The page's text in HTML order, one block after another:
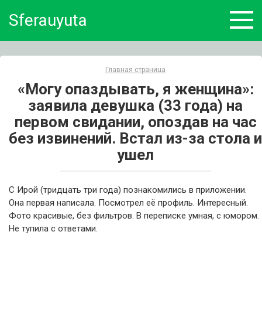
Sferauyuta
Главная страница
«Могу опаздывать, я женщина»:
заявила девушка (33 года) на
первом свидании, опоздав на час
без извинений. Встал из-за стола и
ушел
С Ирой (тридцать три года) познакомились в приложении.
Она первая написала. Посмотрел её профиль. Интересный.
Фото красивые, без фильтров. В переписке умная, с юмором.
Не тупила с ответами.